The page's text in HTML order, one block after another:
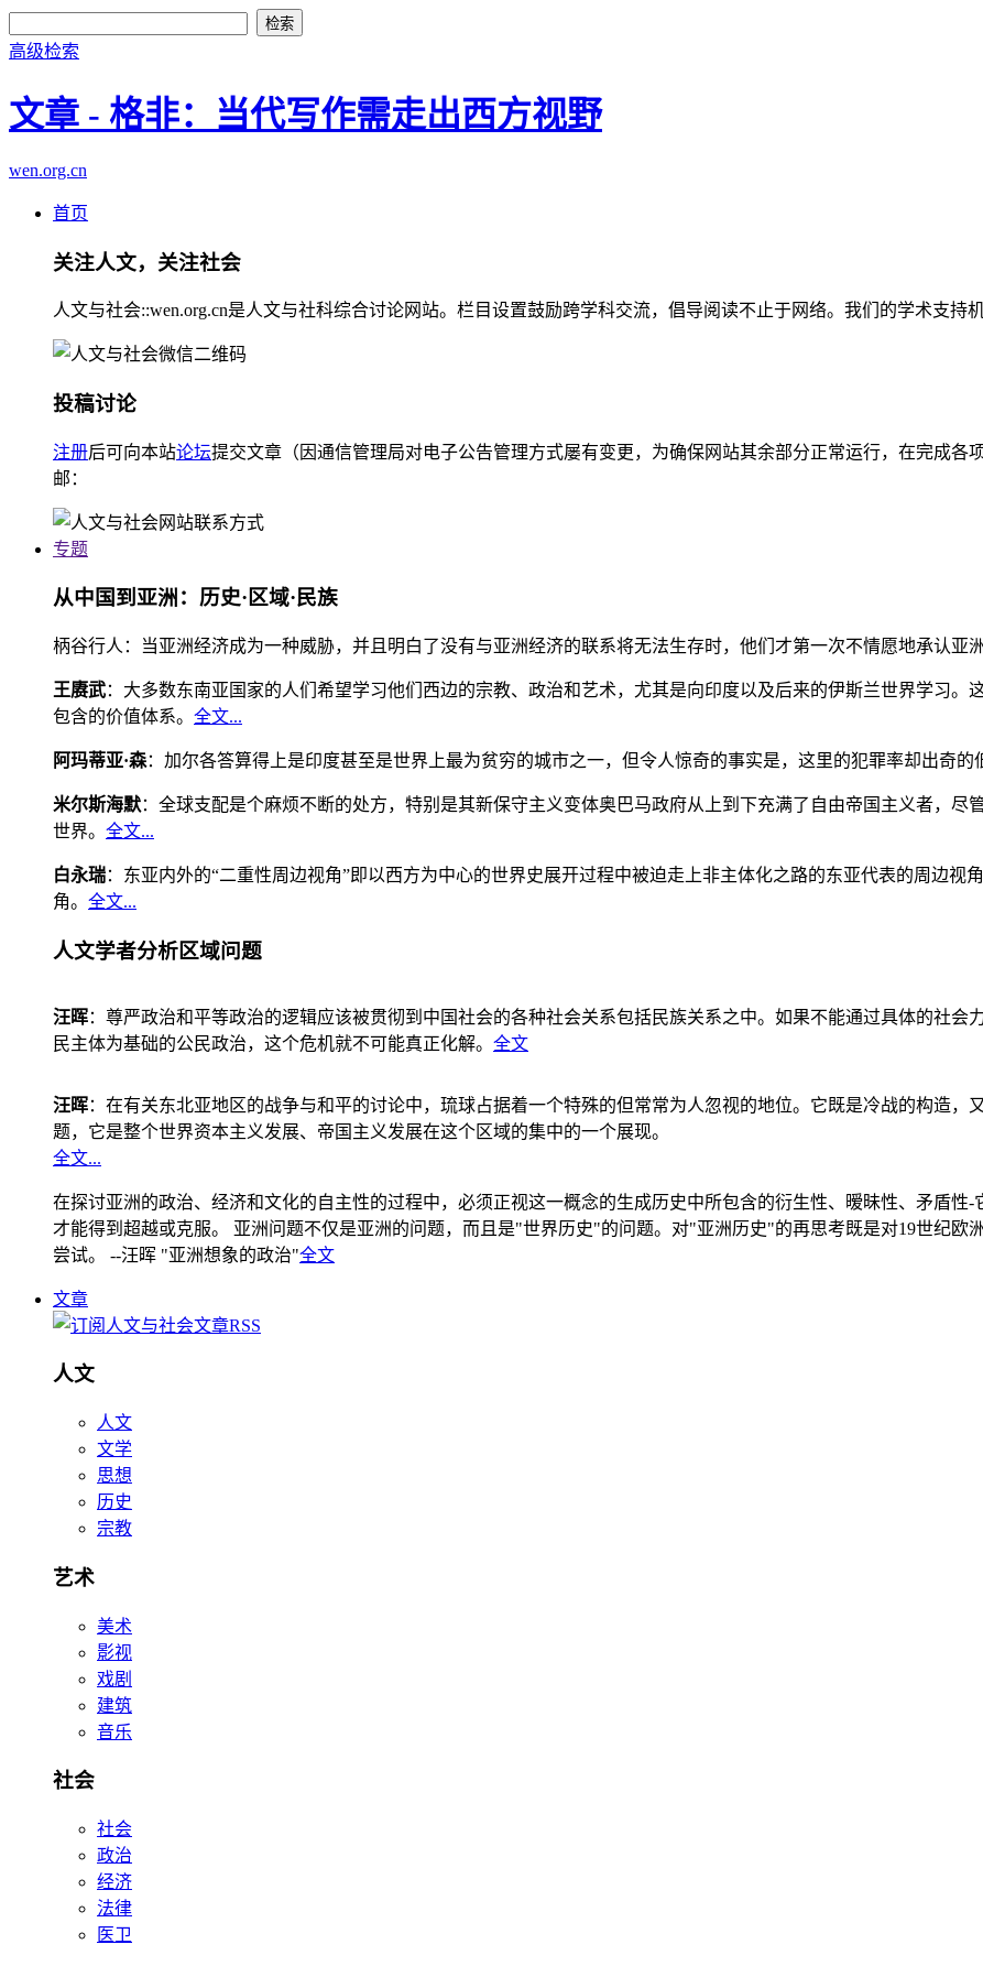
高级检索
文章 - 格非：当代写作需走出西方视野
wen.org.cn
首页
关注人文，关注社会
人文与社会::wen.org.cn是人文与社科综合讨论网站。栏目设置鼓励跨学科交流，倡导阅读不止于网络。我们的学术支持
投稿讨论
注册后可向本站论坛提交文章（因通信管理局对电子公告管理方式屡有变更，为确保网站其余部分正常运行，在完成各
邮：
专题
从中国到亚洲：历史·区域·民族
柄谷行人：当亚洲经济成为一种威胁，并且明白了没有与亚洲经济的联系将无法生存时，他们才第一次不情愿地承认亚洲
王赓武：大多数东南亚国家的人们希望学习他们西边的宗教、政治和艺术，尤其是向印度以及后来的伊斯兰世界学习
包含的价值体系。 全文...
阿玛蒂亚·森：加尔各答算得上是印度甚至是世界上最为贫穷的城市之一，但令人惊奇的事实是，这里的犯罪率却出奇的
米尔斯海默：全球支配是个麻烦不断的处方，特别是其新保守主义变体奥巴马政府从上到下充满了自由帝国主义者，
世界。 全文...
白永瑞：东亚内外的“二重性周边视角”即以西方为中心的世界史展开过程中被迫走上非主体化之路的东亚代表的周边
角。 全文...
人文学者分析区域问题
汪晖：尊严政治和平等政治的逻辑应该被贯彻到中国社会的各种社会关系包括民族关系之中。如果不能通过具体的社
民主体为基础的公民政治，这个危机就不可能真正化解。 全文
汪晖：在有关东北亚地区的战争与和平的讨论中，琉球占据着一个特殊的但常常为人忽视的地位。它既是冷战的构造，
题，它是整个世界资本主义发展、帝国主义发展在这个区域的集中的一个展现。
全文...
在探讨亚洲的政治、经济和文化的自主性的过程中，必须正视这一概念的生成历史中所包含的衍生性、暧昧性、矛盾性
才能得到超越或克服。 亚洲问题不仅是亚洲的问题，而且是"世界历史"的问题。对"亚洲历史"的再思考既是对19世纪
尝试。 --汪晖 "亚洲想象的政治"全文
文章
人文
人文
文学
思想
历史
宗教
艺术
美术
影视
戏剧
建筑
音乐
社会
社会
政治
经济
法律
医卫